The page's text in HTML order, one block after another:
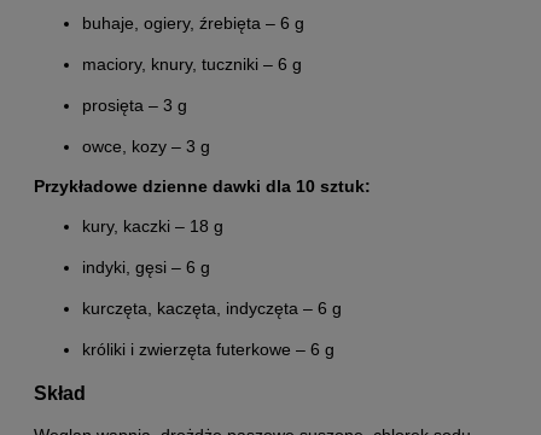
buhaje, ogiery, źrebięta – 6 g
maciory, knury, tuczniki – 6 g
prosięta – 3 g
owce, kozy – 3 g
Przykładowe dzienne dawki dla 10 sztuk:
kury, kaczki – 18 g
indyki, gęsi – 6 g
kurczęta, kaczęta, indyczęta – 6 g
króliki i zwierzęta futerkowe – 6 g
Skład